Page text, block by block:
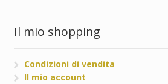
Il mio shopping
Condizioni di vendita
Il mio account